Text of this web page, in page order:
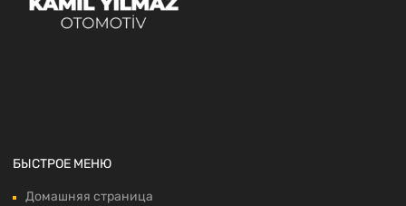
БЫСТРОЕ МЕНЮ
Домашняя страница